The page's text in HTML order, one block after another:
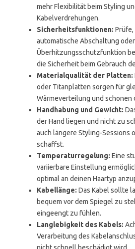
mehr Flexibilität beim Styling
Kabelverdrehungen.
Sicherheitsfunktionen: Prüfe,
automatische Abschaltung
Überhitzungsschutzfunktion
die Sicherheit beim Gebrauch
Materialqualität der Platten:
oder Titanplatten sorgen für
Wärmeverteilung und schonen
Handhabung und Gewicht:
der Hand liegen und nicht zu
auch längere Styling-Sessions
schaffst.
Temperaturregelung: Eine
variierbare Einstellung
optimal an deinen Haartyp
Kabellänge: Das Kabel sollte
bequem vor dem Spiegel zu
eingeengt zu fühlen.
Langlebigkeit des Kabels:
Verarbeitung des